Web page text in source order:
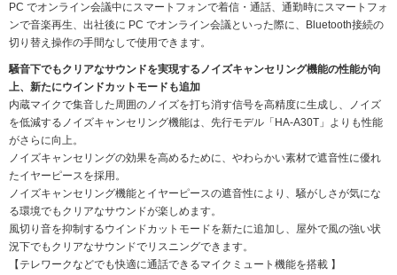
PC でオンライン会議中にスマートフォンで着信・通話、通勤時にスマートフォ
ンで音楽再生、出社後に PC でオンライン会議といった際に、Bluetooth接続の
切り替え操作の手間なしで使用できます。
騒音下でもクリアなサウンドを実現するノイズキャンセリング機能の性能が向
上、新たにウインドカットモードも追加
内蔵マイクで集音した周囲のノイズを打ち消す信号を高精度に生成し、ノイズ
を低減するノイズキャンセリング機能は、先行モデル「HA-A30T」よりも性能
がさらに向上。
ノイズキャンセリングの効果を高めるために、やわらかい素材で遮音性に優れ
たイヤーピースを採用。
ノイズキャンセリング機能とイヤーピースの遮音性により、騒がしさが気にな
る環境でもクリアなサウンドが楽しめます。
風切り音を抑制するウインドカットモードを新たに追加し、屋外で風の強い状
況下でもクリアなサウンドでリスニングできます。
【テレワークなどでも快適に通話できるマイクミュート機能を搭載 】